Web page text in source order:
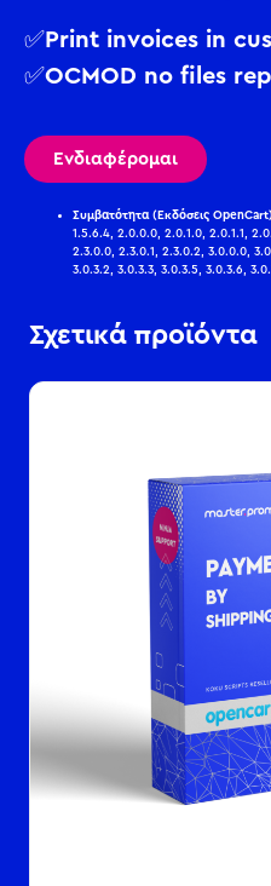
✅Print invoices in
✅OCMOD no files
Ενδιαφέρομαι
Συμβατότητα (Εκδόσεις
1.5.6.4, 2.0.0.0, 2.0.1.0, 2.0.1.1,
2.3.0.0, 2.3.0.1, 2.3.0.2, 3.0.0.0,
3.0.3.2, 3.0.3.3, 3.0.3.5, 3.0.3.6,
Σχετικά προϊόντα